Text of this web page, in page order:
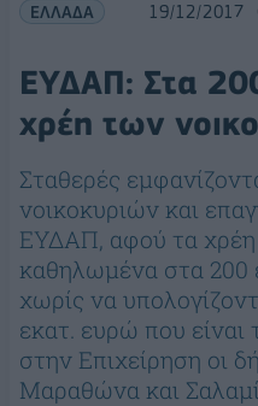
ΕΛΛΑΔΑ 19/12/2017
ΕΥΔΑΠ: Στα
χρέη των
Σταθερές
νοικοκυριών και
ΕΥΔΑΠ, αφού τα
καθηλωμένα στα 200
χωρίς να
εκατ. ευρώ που
στην Επιχείρηση οι
Μαραθώνα και